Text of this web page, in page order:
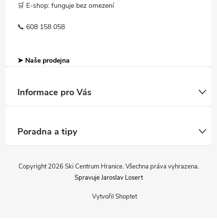
🛒 E-shop: funguje bez omezení
📞 608 158 058
➤ Naše prodejna
Informace pro Vás
Poradna a tipy
Vytvořil Shoptet
Copyright 2026 Ski Centrum Hranice. Všechna práva vyhrazena.
Spravuje Jaroslav Losert